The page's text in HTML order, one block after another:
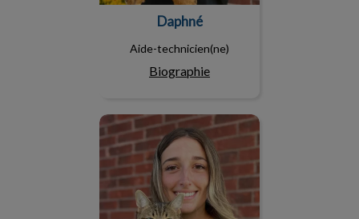
Daphné
Aide-technicien(ne)
Biographie
Anne-Marie